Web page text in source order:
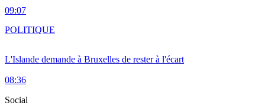
09:07
L'Islande demande à Bruxelles de rester à l'écart
08:36
POLITIQUE
Social